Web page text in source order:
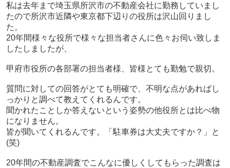
私は去年まで埼玉県所沢市の不動産会社に勤務していまし
たので所沢市近隣や東京都下辺りの役所は沢山回りまし
た。
20年間様々な役所で様々な担当者さんに色々お伺い致しま
したしましたが、
甲府市役所の各部署の担当者様、皆様とても勤勉で親切。
質問に対しての回答がとても明確で、不明な点があればし
っかりと調べて教えてくれるんです。
聞かれたことしか答えないという姿勢の他役所とは比べ物
になりません。
皆が聞いてくれるんです。「駐車券は大丈夫ですか？」と
(笑)
20年間の不動産調査でこんなに優しくしてもらった調査は